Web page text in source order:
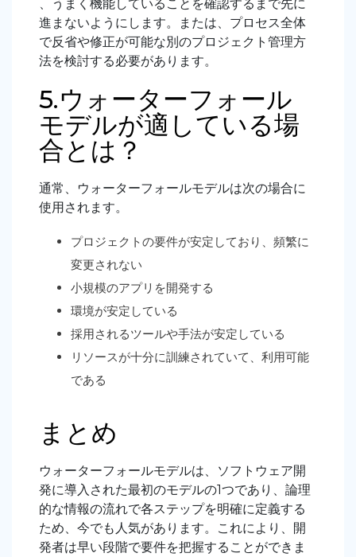
、うまく機能していることを確認するまで先に
進まないようにします。または、プロセス全体
で反省や修正が可能な別のプロジェクト管理方
法を検討する必要があります。
5.ウォーターフォール
モデルが適している場
合とは？
通常、ウォーターフォールモデルは次の場合に
使用されます。
プロジェクトの要件が安定しており、頻繁に
変更されない
小規模のアプリを開発する
環境が安定している
採用されるツールや手法が安定している
リソースが十分に訓練されていて、利用可能
である
まとめ
ウォーターフォールモデルは、ソフトウェア開
発に導入された最初のモデルの1つであり、論理
的な情報の流れで各ステップを明確に定義する
ため、今でも人気があります。これにより、開
発者は早い段階で要件を把握することができま